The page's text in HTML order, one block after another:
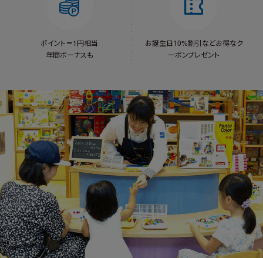
ポイント＝1円相当
年間ボーナスも
お誕生日10%割引などお得なク
ーポンプレゼント